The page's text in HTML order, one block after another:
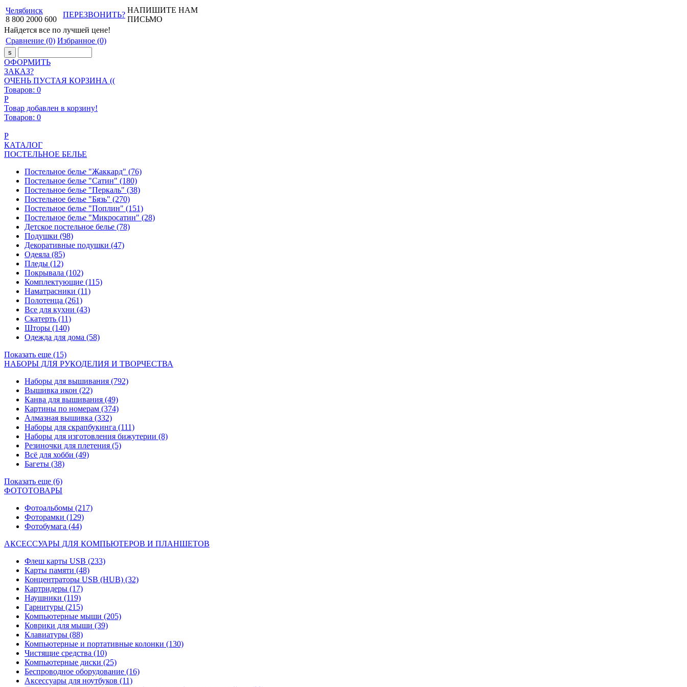
Челябинск
8 800 2000 600
ПЕРЕЗВОНИТЬ?
НАПИШИТЕ НАМ
ПИСЬМО
Найдется все по лучшей цене!
Сравнение (0) Избранное (0)
ОФОРМИТЬ
ЗАКАЗ?
ОЧЕНЬ ПУСТАЯ КОРЗИНА ((
Товаров: 0
Р
Товар добавлен в корзину!
Товаров: 0
Р
КАТАЛОГ
ПОСТЕЛЬНОЕ БЕЛЬЕ
Постельное белье "Жаккард" (76)
Постельное белье "Сатин" (180)
Постельное белье "Перкаль" (38)
Постельное белье "Бязь" (270)
Постельное белье "Поплин" (151)
Постельное белье "Микросатин" (28)
Детское постельное белье (78)
Подушки (98)
Декоративные подушки (47)
Одеяла (85)
Пледы (12)
Покрывала (102)
Комплектующие (115)
Наматрасники (11)
Полотенца (261)
Все для кухни (43)
Скатерть (11)
Шторы (140)
Одежда для дома (58)
Показать еще (15)
НАБОРЫ ДЛЯ РУКОДЕЛИЯ И ТВОРЧЕСТВА
Наборы для вышивания (792)
Вышивка икон (22)
Канва для вышивания (49)
Картины по номерам (374)
Алмазная вышивка (332)
Наборы для скрапбукинга (111)
Наборы для изготовления бижутерии (8)
Резиночки для плетения (5)
Всё для хобби (49)
Багеты (38)
Показать еще (6)
ФОТОТОВАРЫ
Фотоальбомы (217)
Фоторамки (129)
Фотобумага (44)
АКСЕССУАРЫ ДЛЯ КОМПЬЮТЕРОВ И ПЛАНШЕТОВ
Флеш карты USB (233)
Карты памяти (48)
Концентраторы USB (HUB) (32)
Картридеры (17)
Наушники (119)
Гарнитуры (215)
Компьютерные мыши (205)
Коврики для мыши (39)
Клавиатуры (88)
Компьютерные и портативные колонки (130)
Чистящие средства (10)
Компьютерные диски (25)
Беспроводное оборудование (16)
Аксессуары для ноутбуков (11)